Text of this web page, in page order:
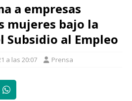
a empresas
mujeres bajo la
Subsidio al Empleo
a las 20:07 Prensa